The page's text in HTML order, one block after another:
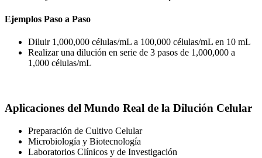
Ejemplos Paso a Paso
Diluir 1,000,000 células/mL a 100,000 células/mL en 10 mL
Realizar una dilución en serie de 3 pasos de 1,000,000 a
1,000 células/mL
Aplicaciones del Mundo Real de la Dilución Celular
Preparación de Cultivo Celular
Microbiología y Biotecnología
Laboratorios Clínicos y de Investigación